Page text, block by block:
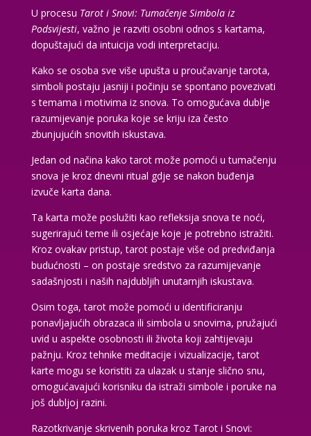
U procesu Tarot i Snovi: Tumačenje Simbola iz
Podsvijesti, važno je razviti osobni odnos s kartama,
dopuštajući da intuicija vodi interpretaciju.
Kako se osoba sve više upušta u proučavanje tarota,
simboli postaju jasniji i počinju se spontano povezivati
s temama i motivima iz snova. To omogućava dublje
razumijevanje poruka koje se kriju iza često
zbunjujućih snovitih iskustava.
Jedan od načina kako tarot može pomoći u tumačenju
snova je kroz dnevni ritual gdje se nakon buđenja
izvuče karta dana.
Ta karta može poslužiti kao refleksija snova te noći,
sugerirajući teme ili osjećaje koje je potrebno istražiti.
Kroz ovakav pristup, tarot postaje više od predviđanja
budućnosti – on postaje sredstvo za razumijevanje
sadašnjosti i naših najdubljih unutarnjih iskustava.
Osim toga, tarot može pomoći u identificiranju
ponavljajućih obrazaca ili simbola u snovima, pružajući
uvid u aspekte osobnosti ili života koji zahtijevaju
pažnju. Kroz tehnike meditacije i vizualizacije, tarot
karte mogu se koristiti za ulazak u stanje slično snu,
omogućavajući korisniku da istraži simbole i poruke na
još dubljoj razini.
Razotkrivanje skrivenih poruka kroz Tarot i Snovi: